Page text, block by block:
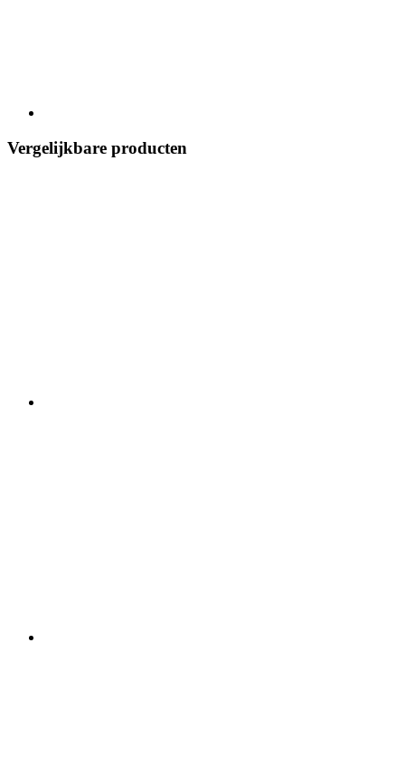
Vergelijkbare producten